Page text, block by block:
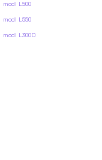
modl L500
modl L550
modl L300D